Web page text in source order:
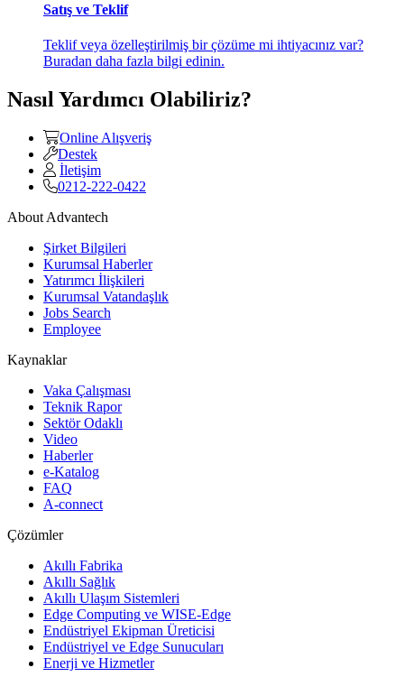
Satış ve Teklif
Teklif veya özelleştirilmiş bir çözüme mi ihtiyacınız var?
Buradan daha fazla bilgi edinin.
Nasıl Yardımcı Olabiliriz?
Online Alışveriş
Destek
İletişim
0212-222-0422
About Advantech
Şirket Bilgileri
Kurumsal Haberler
Yatırımcı İlişkileri
Kurumsal Vatandaşlık
Jobs Search
Employee
Kaynaklar
Vaka Çalışması
Teknik Rapor
Sektör Odaklı
Video
Haberler
e-Katalog
FAQ
A-connect
Çözümler
Akıllı Fabrika
Akıllı Sağlık
Akıllı Ulaşım Sistemleri
Edge Computing ve WISE-Edge
Endüstriyel Ekipman Üreticisi
Endüstriyel ve Edge Sunucuları
Enerji ve Hizmetler